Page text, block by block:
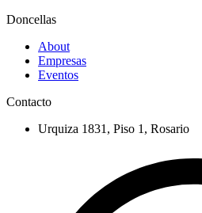
Doncellas
About
Empresas
Eventos
Contacto
Urquiza 1831, Piso 1, Rosario